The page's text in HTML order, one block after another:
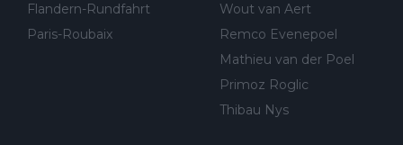
Flandern-Rundfahrt
Paris-Roubaix
Wout van Aert
Remco Evenepoel
Mathieu van der Poel
Primoz Roglic
Thibau Nys